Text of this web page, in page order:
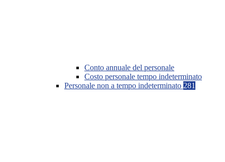
Conto annuale del personale
Costo personale tempo indeterminato
Personale non a tempo indeterminato 281